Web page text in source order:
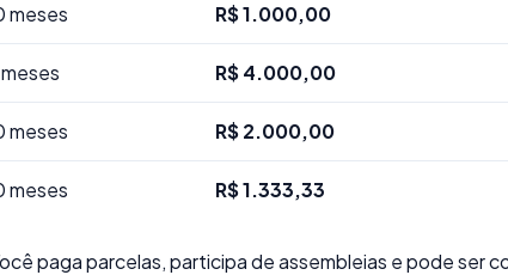
meses R$ 1.000,00
R$ 4.000,00
meses R$ 2.000,00
meses R$ 1.333,33
paga parcelas, participa de assembleias e pode ser